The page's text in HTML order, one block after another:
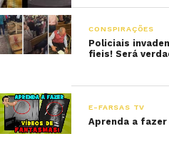
CONSPIRAÇÕES
Policiais
fieis! Será
E-FARSAS TV
Aprenda a